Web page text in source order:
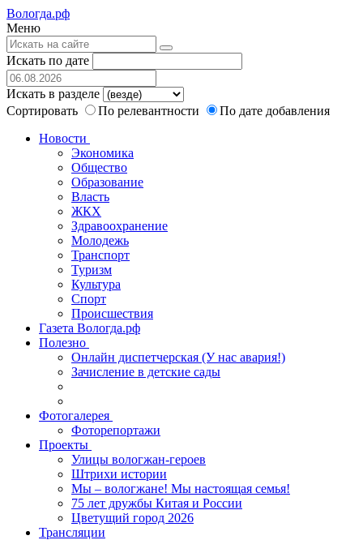
Вологда.рф
Меню
Искать по дате
Искать в разделе
Сортировать
По релевантности
По дате добавления
Новости
Экономика
Общество
Образование
Власть
ЖКХ
Здравоохранение
Молодежь
Транспорт
Туризм
Культура
Спорт
Происшествия
Газета Вологда.рф
Полезно
Онлайн диспетчерская (У нас авария!)
Зачисление в детские сады
Фотогалерея
Фоторепортажи
Проекты
Улицы вологжан-героев
Штрихи истории
Мы – вологжане! Мы настоящая семья!
75 лет дружбы Китая и России
Цветущий город 2026
Трансляции